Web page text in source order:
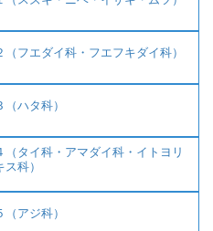
フエダイ科・フエフキダイ科）
ハタ科）
（タイ科・アマダイ科・イトヨリ
科）
アジ科）